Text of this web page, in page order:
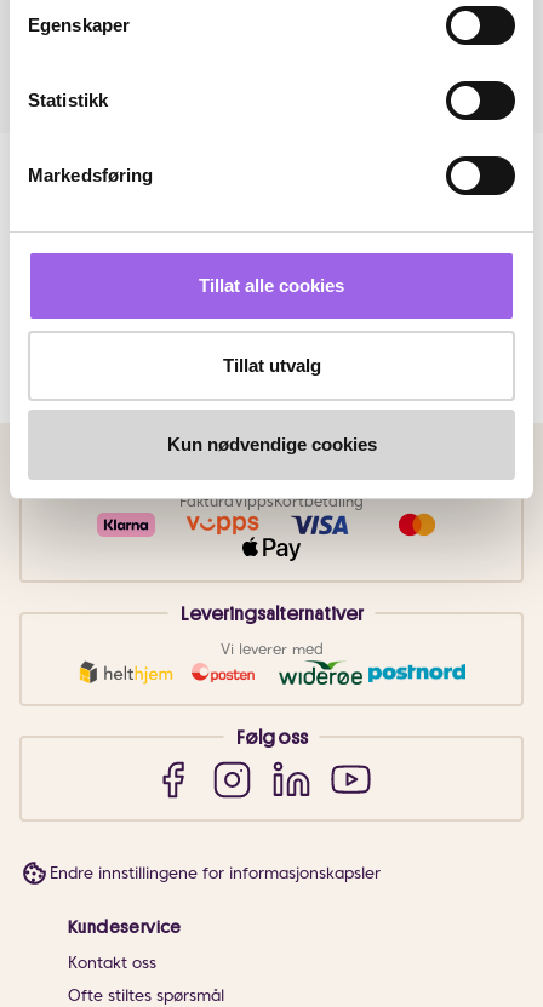
Egenskaper
Statistikk
Markedsføring
Tillat alle cookies
Tillat utvalg
Kun nødvendige cookies
FakturaVippsKortbetaling
Leveringsalternativer
Vi leverer med
Følg oss
Endre innstillingene for informasjonskapsler
Kundeservice
Kontakt oss
Ofte stiltes spørsmål